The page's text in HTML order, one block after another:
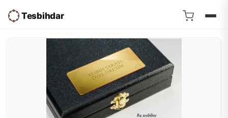
Tesbihdar